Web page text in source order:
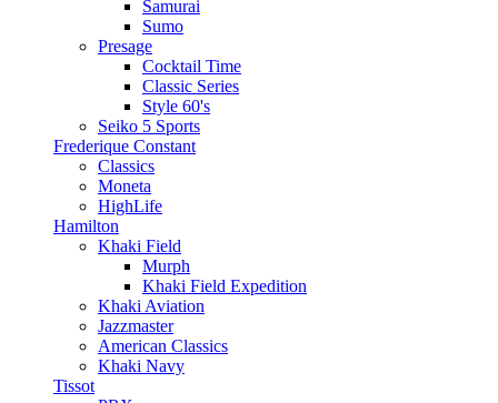
Samurai
Sumo
Presage
Cocktail Time
Classic Series
Style 60's
Seiko 5 Sports
Frederique Constant
Classics
Moneta
HighLife
Hamilton
Khaki Field
Murph
Khaki Field Expedition
Khaki Aviation
Jazzmaster
American Classics
Khaki Navy
Tissot